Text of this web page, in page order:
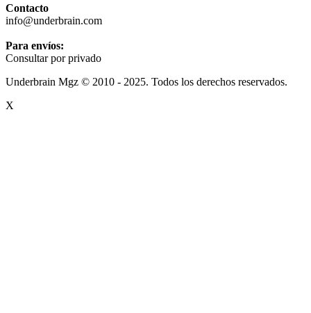
Contacto
info@underbrain.com
Para envíos:
Consultar por privado
Underbrain Mgz © 2010 - 2025. Todos los derechos reservados.
X